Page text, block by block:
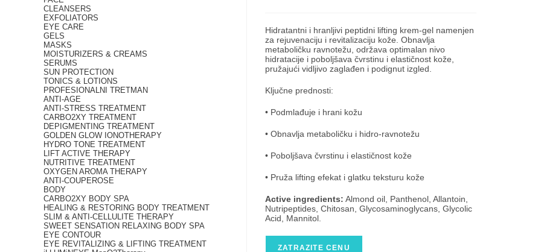
Hidratantni i hranljivi peptidni lifting krem-gel namenjen
za rejuvenaciju i revitalizaciju kože. Obnavlja
metaboličku ravnotežu, održava optimalan nivo
hidratacije i poboljšava čvrstinu i elastičnost kože,
pružajući vidljivo zaglađen i podignut izgled.
Ključne prednosti:
• Podmlađuje i hrani kožu
• Obnavlja metaboličku i hidro-ravnotežu
• Poboljšava čvrstinu i elastičnost kože
• Pruža lifting efekat i glatku teksturu kože
Active ingredients: Almond oil, Panthenol, Allantoin,
Nutripeptides, Chitosan, Glycosaminoglycans, Glycolic
Acid, Mannitol.
ZATRAZITE CENU
CLEANSERS
EXFOLIATORS
EYE CARE
GELS
MASKS
MOISTURIZERS & CREAMS
SERUMS
SUN PROTECTION
TONICS & LOTIONS
PROFESIONALNI TRETMAN
ANTI-AGE
ANTI-STRESS TREATMENT
CARBO2XY TREATMENT
DEPIGMENTING TREATMENT
GOLDEN GLOW IONOTHERAPY
HYDRO TONE TREATMENT
LIFT ACTIVE THERAPY
NUTRITIVE TREATMENT
OXYGEN AROMA THERAPY
ANTI-COUPEROSE
BODY
CARBO2XY BODY SPA
HEALING & RESTORING BODY TREATMENT
SLIM & ANTI-CELLULITE THERAPY
SWEET SENSATION RELAXING BODY SPA
EYE CONTOUR
EYE REVITALIZING & LIFTING TREATMENT